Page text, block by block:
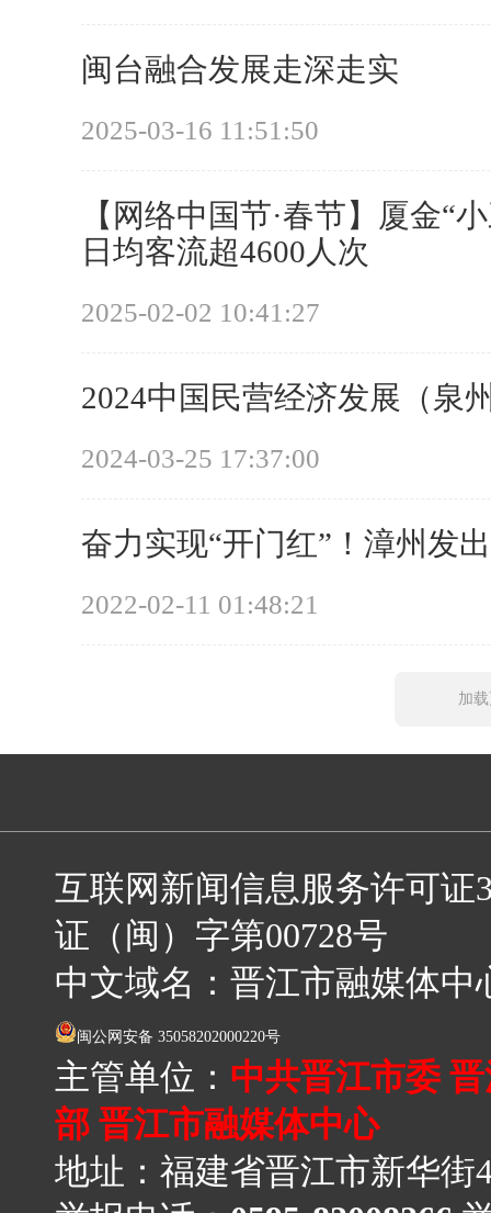
闽台融合发展走深走实
2025-03-16 11:51:50
【网络中国节·春节】厦金“
日均客流超4600人次
2025-02-02 10:41:27
2024中国民营经济发展（泉
2024-03-25 17:37:00
奋力实现“开门红”！漳州发
2022-02-11 01:48:21
加
互联网新闻信息服务许可证
证（闽）字第00728号
中文域名：晋江市融媒体
闽公网安备 35058202000220号
主管单位： 中共晋江市委
部 晋江市融媒体中心
地址：福建省晋江市新华街